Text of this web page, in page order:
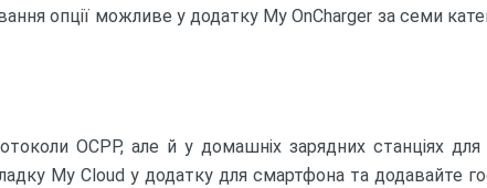
опції можливе у додатку My OnCharger за семи
OCPP, але й у домашніх зарядних станціях
My Cloud у додатку для смартфона та додавайте